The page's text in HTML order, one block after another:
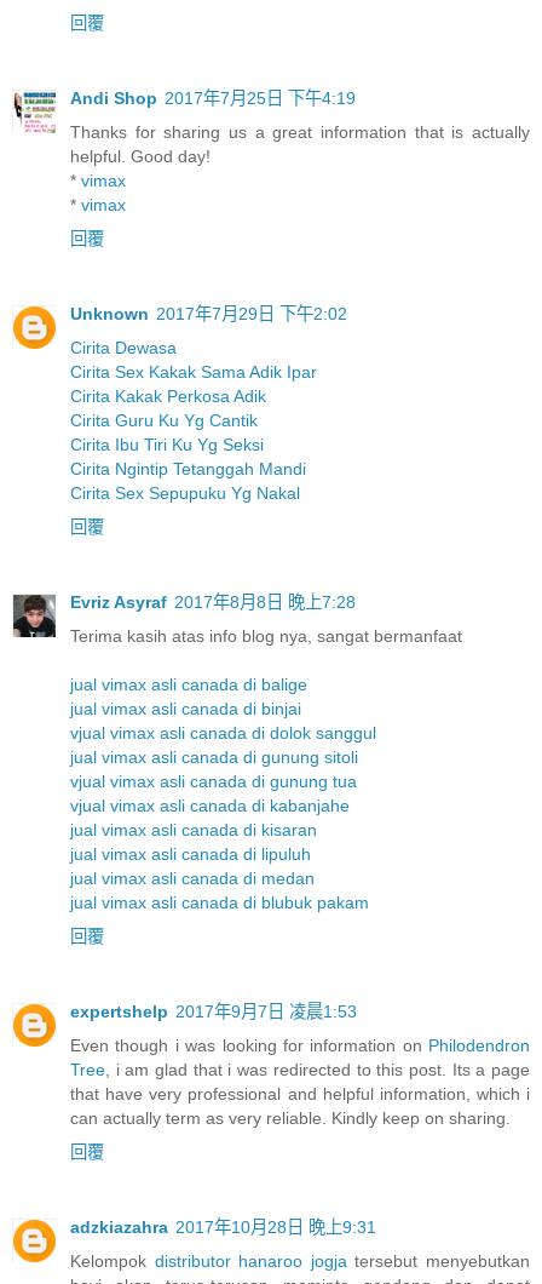
回覆
Andi Shop 2017年7月25日 下午4:19
Thanks for sharing us a great information that is actually
helpful. Good day!
* vimax
* vimax
回覆
Unknown 2017年7月29日 下午2:02
Cirita Dewasa
Cirita Sex Kakak Sama Adik Ipar
Cirita Kakak Perkosa Adik
Cirita Guru Ku Yg Cantik
Cirita Ibu Tiri Ku Yg Seksi
Cirita Ngintip Tetanggah Mandi
Cirita Sex Sepupuku Yg Nakal
回覆
Evriz Asyraf 2017年8月8日 晚上7:28
Terima kasih atas info blog nya, sangat bermanfaat
jual vimax asli canada di balige
jual vimax asli canada di binjai
vjual vimax asli canada di dolok sanggul
jual vimax asli canada di gunung sitoli
vjual vimax asli canada di gunung tua
vjual vimax asli canada di kabanjahe
jual vimax asli canada di kisaran
jual vimax asli canada di lipuluh
jual vimax asli canada di medan
jual vimax asli canada di blubuk pakam
回覆
expertshelp 2017年9月7日 凌晨1:53
Even though i was looking for information on Philodendron
Tree , i am glad that i was redirected to this post. Its a page
that have very professional and helpful information, which i
can actually term as very reliable. Kindly keep on sharing.
回覆
adzkiazahra 2017年10月28日 晚上9:31
Kelompok distributor hanaroo jogja tersebut menyebutkan